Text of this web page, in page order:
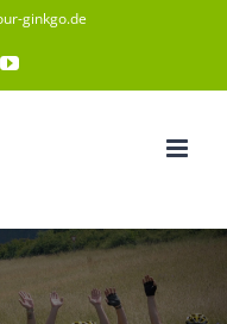
ginkgo.de
YouTube